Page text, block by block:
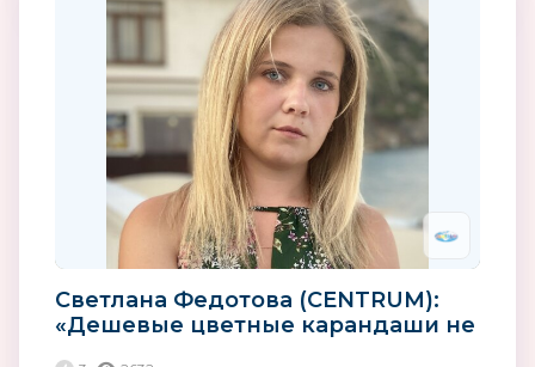
Светлана Федотова (CENTRUM):
«Дешевые цветные карандаши не